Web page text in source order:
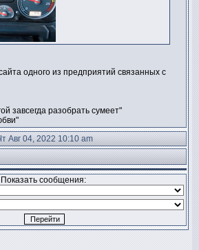
одного из предприятий связанных с
завсегда разобрать сумеет"
Авг 04, 2022 10:10 am
Показать сообщения: